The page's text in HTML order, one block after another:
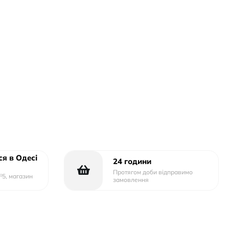
в Одесі
магазин
24 години
Протягом доби відправимо
замовлення